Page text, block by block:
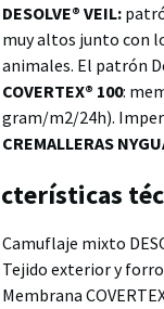
DESOLVE® VEIL:
muy altos junto con
animales. El patrón
COVERTEX® 100:
gram/m2/24h).
CREMALLERAS
Camuflaje mixto
Tejido exterior y
Membrana